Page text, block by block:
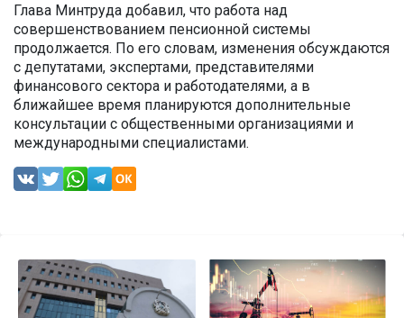
Глава Минтруда добавил, что работа над
совершенствованием пенсионной системы
продолжается. По его словам, изменения обсуждаются
с депутатами, экспертами, представителями
финансового сектора и работодателями, а в
ближайшее время планируются дополнительные
консультации с общественными организациями и
международными специалистами.